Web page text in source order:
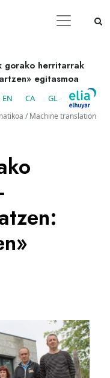
gorako herritarrak
egitasmoa
EN CA GL
/ Machine translation